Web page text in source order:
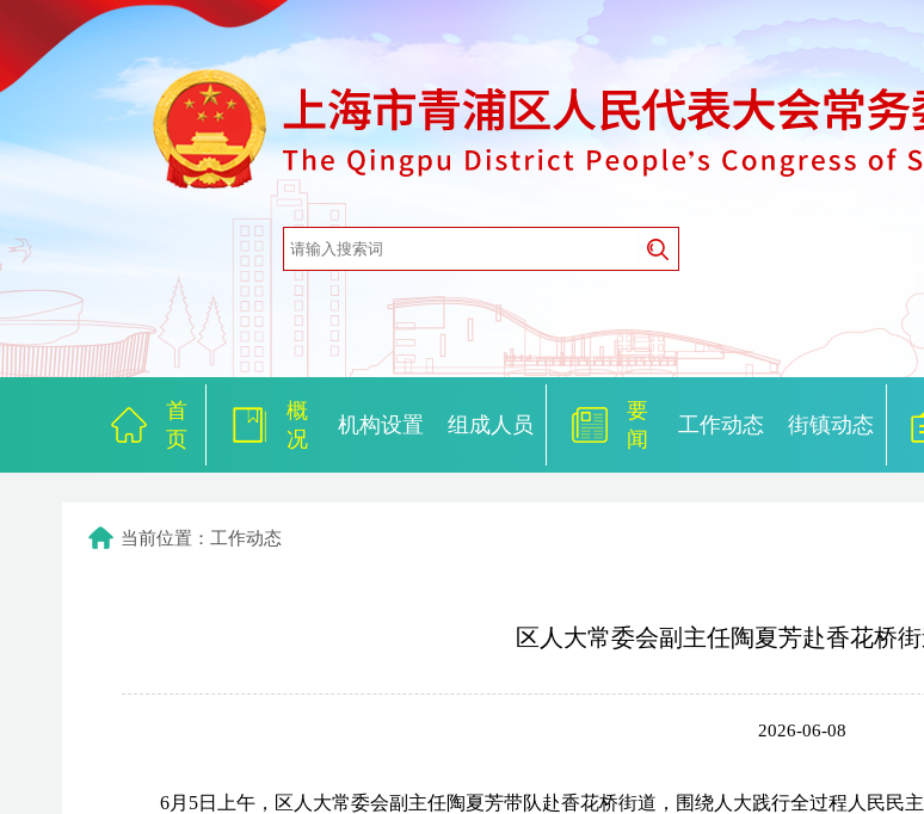
首
页
概
况
机构设置 组成人员
要
闻
工作动态 街镇动态
当前位置：工作动态
区人大常委会副主任陶夏芳赴香花桥
2026-06-08
6月5日上午，区人大常委会副主任陶夏芳带队赴香花桥街道，围绕人大践行全过程人民民